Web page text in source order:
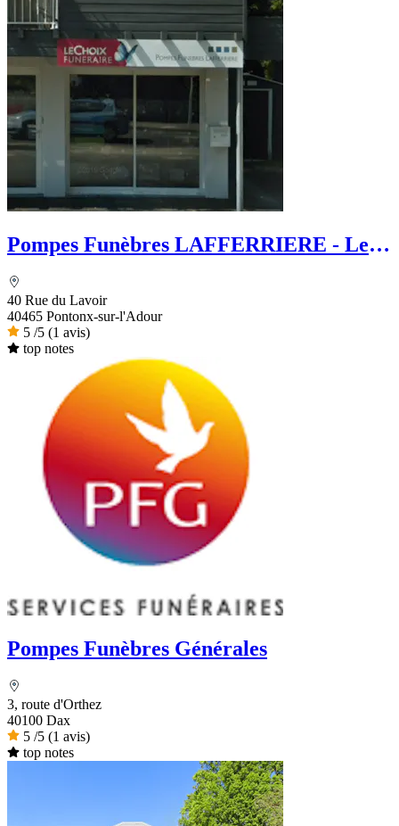
Pompes Funèbres LAFFERRIERE - Le
40 Rue du Lavoir
40465 Pontonx-sur-l'Adour
5 /5 (1 avis)
top notes
Pompes Funèbres Générales
3, route d'Orthez
40100 Dax
5 /5 (1 avis)
top notes